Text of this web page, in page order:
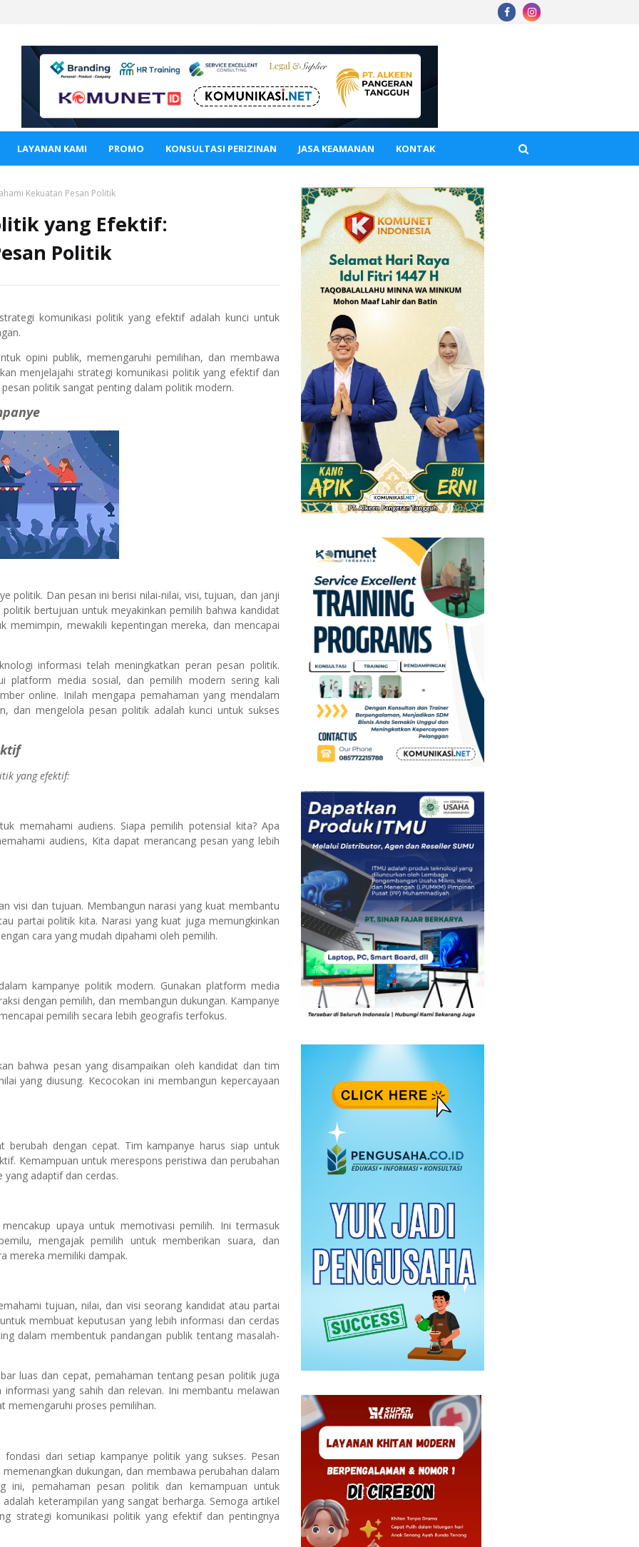
LAYANAN KAMI PROMO KONSULTASI PERIZINAN JASA KEAMANAN KONTAK
Kekuatan Pesan Politik
yang Efektif:
Politik
komunikasi politik yang efektif adalah kunci untuk
opini publik, memengaruhi pemilihan, dan membawa
menjelajahi strategi komunikasi politik yang efektif dan
politik sangat penting dalam politik modern.
politik. Dan pesan ini berisi nilai-nilai, visi, tujuan, dan janji
bertujuan untuk meyakinkan pemilih bahwa kandidat
memimpin, mewakili kepentingan mereka, dan mencapai
informasi telah meningkatkan peran pesan politik.
platform media sosial, dan pemilih modern sering kali
online. Inilah mengapa pemahaman yang mendalam
dan mengelola pesan politik adalah kunci untuk sukses
yang efektif:
memahami audiens. Siapa pemilih potensial kita? Apa
audiens, Kita dapat merancang pesan yang lebih
visi dan tujuan. Membangun narasi yang kuat membantu
partai politik kita. Narasi yang kuat juga memungkinkan
cara yang mudah dipahami oleh pemilih.
kampanye politik modern. Gunakan platform media
dengan pemilih, dan membangun dukungan. Kampanye
pemilih secara lebih geografis terfokus.
bahwa pesan yang disampaikan oleh kandidat dan tim
yang diusung. Kecocokan ini membangun kepercayaan
berubah dengan cepat. Tim kampanye harus siap untuk
Kemampuan untuk merespons peristiwa dan perubahan
yang adaptif dan cerdas.
upaya untuk memotivasi pemilih. Ini termasuk
mengajak pemilih untuk memberikan suara, dan
mereka memiliki dampak.
tujuan, nilai, dan visi seorang kandidat atau partai
membuat keputusan yang lebih informasi dan cerdas
dalam membentuk pandangan publik tentang masalah-
luas dan cepat, pemahaman tentang pesan politik juga
yang sahih dan relevan. Ini membantu melawan
memengaruhi proses pemilihan.
dari setiap kampanye politik yang sukses. Pesan
dukungan, dan membawa perubahan dalam
ini, pemahaman pesan politik dan kemampuan untuk
keterampilan yang sangat berharga. Semoga artikel
strategi komunikasi politik yang efektif dan pentingnya